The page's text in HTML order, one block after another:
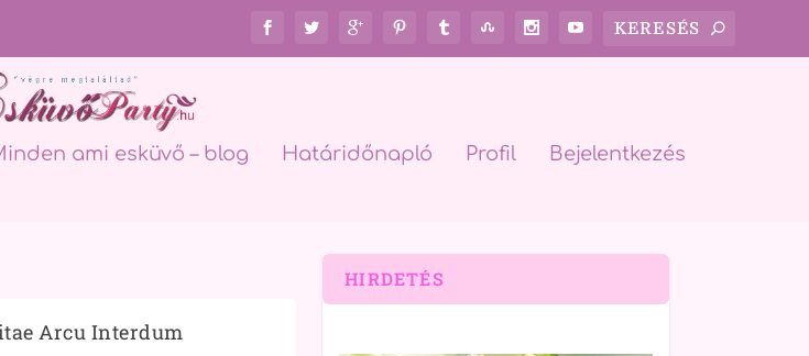
ami esküvő – blog Határidőnapló Profil Bejelentkezés
Arcu Interdum
HIRDETÉS